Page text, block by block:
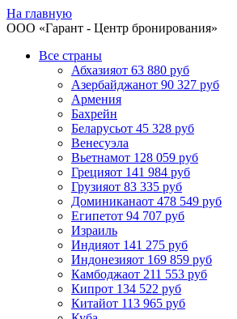
На главную
ООО «Гарант - Центр бронирования»
Все страны
Абхазияот 63 880 руб
Азербайджанот 90 327 руб
Армения
Бахрейн
Беларусьот 45 328 руб
Венесуэла
Вьетнамот 128 059 руб
Грецияот 141 984 руб
Грузияот 83 335 руб
Доминиканаот 478 549 руб
Египетот 94 707 руб
Израиль
Индияот 141 275 руб
Индонезияот 169 859 руб
Камбоджаот 211 553 руб
Кипрот 134 522 руб
Китайот 113 965 руб